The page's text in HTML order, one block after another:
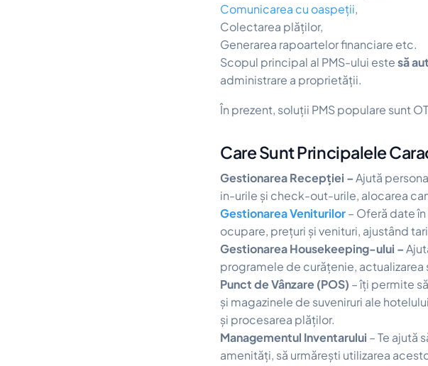
Comunicarea cu oaspeții,
Colectarea plăților,
Generarea rapoartelor financiare etc.
Scopul principal al PMS-ului estesă
administrare a proprietății.
În prezent, soluții PMS populare sunt
Care Sunt Principalele
Gestionarea Recepției –Ajută
in-urile și check-out-urile, alocarea
Gestionarea Veniturilor– Oferă date
ocupare, prețuri și venituri, ajustând
Gestionarea Housekeeping-ului –
programele de curățenie,
Punct de Vânzare (POS) – îți permite
și magazinele de suveniruri ale
și procesarea plăților.
Managementul Inventarului – Te ajută
amenități, să urmărești utilizarea